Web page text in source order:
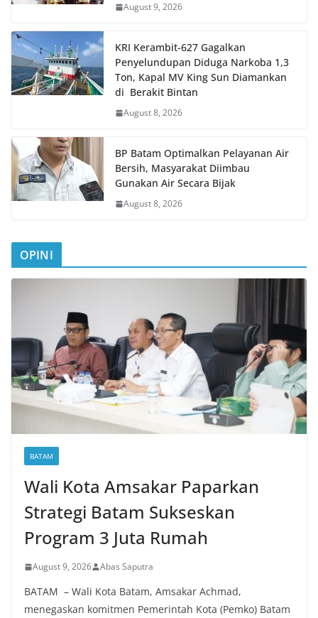
August 9, 2026
KRI Kerambit-627 Gagalkan
Penyelundupan Diduga Narkoba 1,3
Ton, Kapal MV King Sun Diamankan
di Berakit Bintan
August 8, 2026
BP Batam Optimalkan Pelayanan Air
Bersih, Masyarakat Diimbau
Gunakan Air Secara Bijak
August 8, 2026
OPINI
BATAM
Wali Kota Amsakar Paparkan
Strategi Batam Sukseskan
Program 3 Juta Rumah
August 9, 2026 Abas Saputra
BATAM – Wali Kota Batam, Amsakar Achmad,
menegaskan komitmen Pemerintah Kota (Pemko) Batam